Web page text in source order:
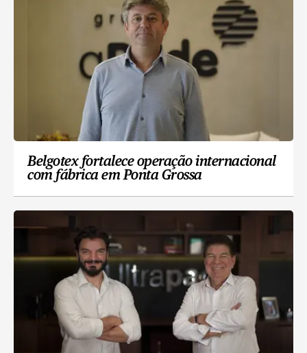
Belgotex fortalece operação internacional
com fábrica em Ponta Grossa